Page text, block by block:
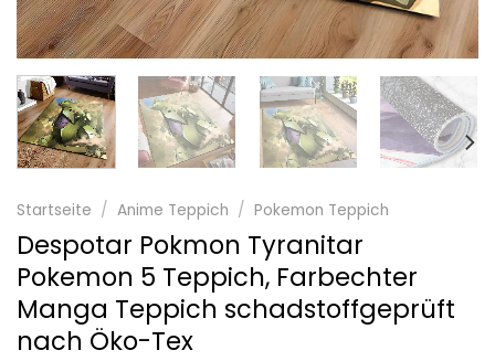
Startseite / Anime Teppich / Pokemon Teppich
Despotar Pokmon Tyranitar
Pokemon 5 Teppich, Farbechter
Manga Teppich schadstoffgeprüft
nach Öko-Tex